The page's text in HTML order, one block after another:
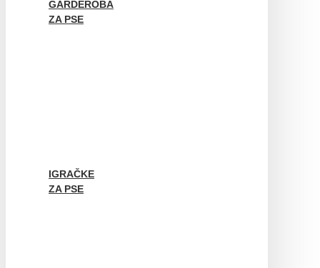
GARDEROBA
ZA PSE
IGRAČKE
ZA PSE